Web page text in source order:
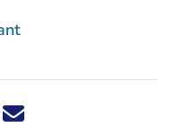
nieuwsbericht via X -
dit nieuwsbericht via
Deel dit nieuwsbericht
Deel dit